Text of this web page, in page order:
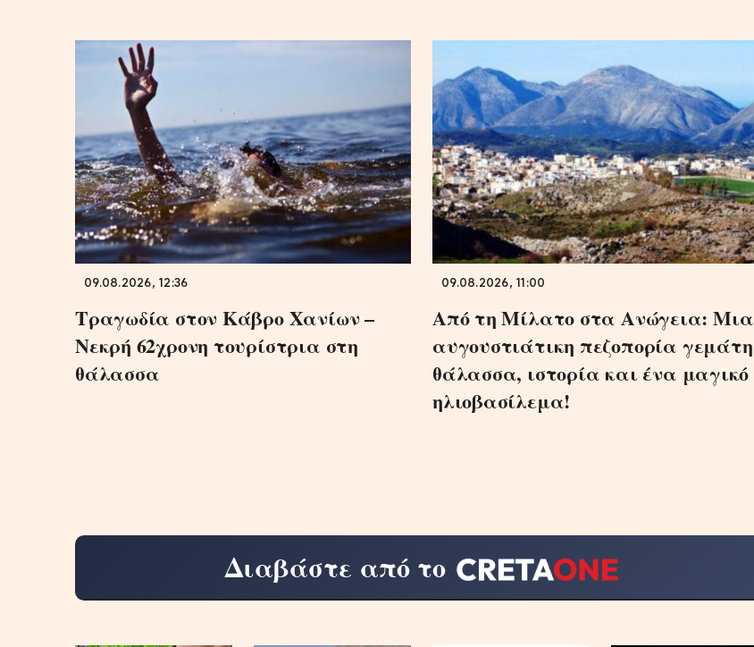
09.08.2026, 12:36
Τραγωδία στον Κάβρο Χανίων –
Νεκρή 62χρονη τουρίστρια στη
θάλασσα
09.08.2026, 11:00
Από τη Μίλατο στα Ανώγεια: Μια
αυγουστιάτικη πεζοπορία γεμάτη
θάλασσα, ιστορία και ένα μαγικό
ηλιοβασίλεμα!
Διαβάστε από το